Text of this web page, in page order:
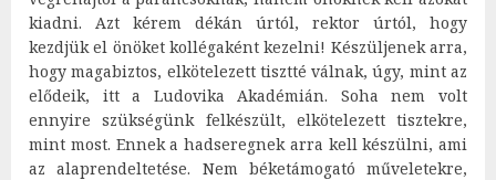
kiadni. Azt kérem dékán úrtól, rektor úrtól, hogy
kezdjük el önöket kollégaként kezelni! Készüljenek arra,
hogy magabiztos, elkötelezett tisztté válnak, úgy, mint az
elődeik, itt a Ludovika Akadémián. Soha nem volt
ennyire szükségünk felkészült, elkötelezett tisztekre,
mint most. Ennek a hadseregnek arra kell készülni, ami
az alaprendeltetése. Nem béketámogató műveletekre,